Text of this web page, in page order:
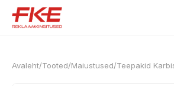
Avaleht/Tooted/Maiustused/Teepakid